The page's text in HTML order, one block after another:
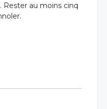
Rester au moins cinq